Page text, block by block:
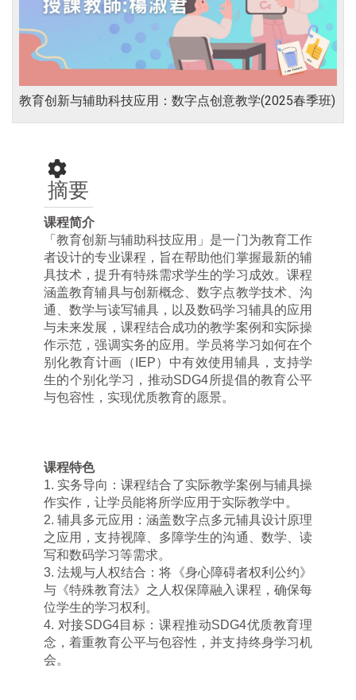
教育创新与辅助科技应用：数字点创意教学(2025春季班)
摘要
课程简介
「教育创新与辅助科技应用」是一门为教育工作
者设计的专业课程，旨在帮助他们掌握最新的辅
具技术，提升有特殊需求学生的学习成效。课程
涵盖教育辅具与创新概念、数字点教学技术、沟
通、数学与读写辅具，以及数码学习辅具的应用
与未来发展，课程结合成功的教学案例和实际操
作示范，强调实务的应用。学员将学习如何在个
别化教育计画（ IEP）中有效使用辅具，支持学
生的个别化学习，推动SDG4所提倡的教育公平
与包容性，实现优质教育的愿景。
课程特色
1. 实务导向：课程结合了实际教学案例与辅具操
作实作，让学员能将所学应用于实际教学中。
2.辅具多元应用：涵盖数字点多元辅具设计原理
之应用，支持视障、多障学生的沟通、数学、读
写和数码学习等需求。
3.法规与人权结合：将《身心障碍者权利公约》
与《特殊教育法》之人权保障融入课程，确保每
位学生的学习权利。
4. 对接SDG4目标：课程推动SDG4优质教育理
念，着重教育公平与包容性，并支持终身学习机
会。